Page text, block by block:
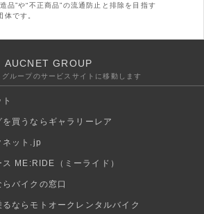
品”や“不正商品”の流通防止と排除を目指す
体です。
AUCNET GROUP
グループのサービスサイトに移動します
買うならギャラリーレア
ネット.jp
ME:RIDE（ミーライド）
バイクの窓口
ならモトオークレンタルバイク